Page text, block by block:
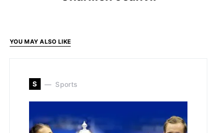
YOU MAY ALSO LIKE
S Sports